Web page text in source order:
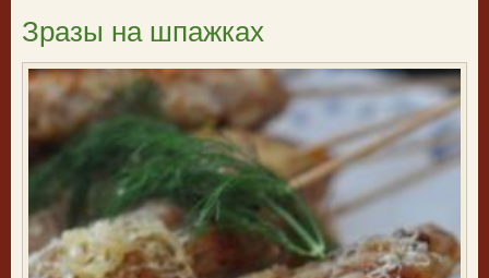
Зразы на шпажках